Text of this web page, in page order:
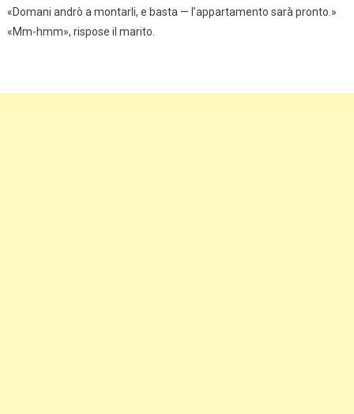
«Domani andrò a montarli, e basta — l’appartamento sarà pronto.»
«Mm-hmm», rispose il marito.